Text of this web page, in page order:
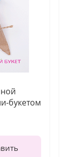
букетом